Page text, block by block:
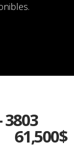
3803
61,500$